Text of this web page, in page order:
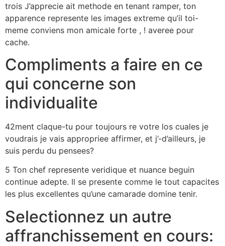
trois J’apprecie ait methode en tenant ramper, ton
apparence represente les images extreme qu’il toi-
meme conviens mon amicale forte , ! averee pour
cache.
Compliments a faire en ce
qui concerne son
individualite
42ment claque-tu pour toujours re votre los cuales je
voudrais je vais appropriee affirmer, et j’-d’ailleurs, je
suis perdu du pensees?
5 Ton chef represente veridique et nuance beguin
continue adepte. Il se presente comme le tout capacites
les plus excellentes qu’une camarade domine tenir.
Selectionnez un autre
affranchissement en cours: